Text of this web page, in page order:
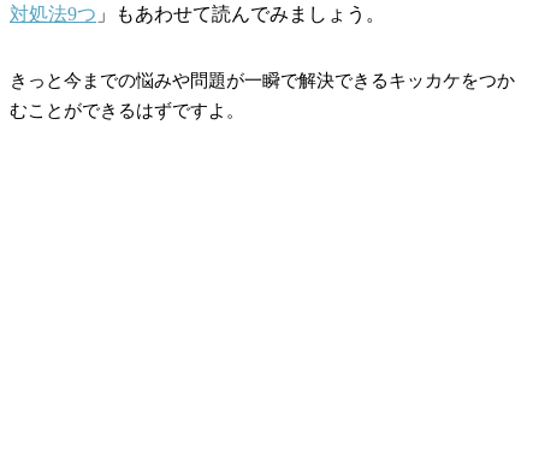
対処法9つ 」もあわせて読んでみましょう。
きっと今までの悩みや問題が一瞬で解決できるキッカケをつか
むことができるはずですよ。